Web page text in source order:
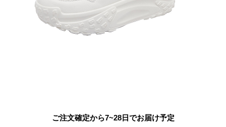
ご注文確定から7~28日でお届け予定